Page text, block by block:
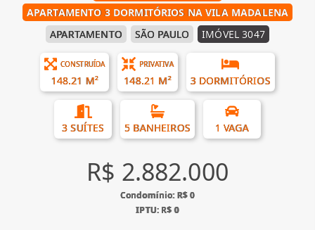
APARTAMENTO 3 DORMITÓRIOS NA VILA MADALENA
APARTAMENTO
SÃO PAULO IMÓVEL 3047
CONSTRUÍDA
148.21 M²
PRIVATIVA
148.21 M² 3 DORMITÓRIOS
3 SUÍTES 5 BANHEIROS 1 VAGA
R$ 2.882.000
Condomínio: R$ 0
IPTU: R$ 0